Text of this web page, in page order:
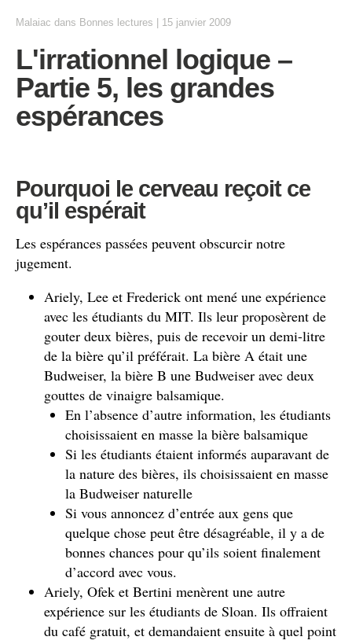
Malaiac dans Bonnes lectures 15 janvier 2009
L'irrationnel logique –
Partie 5, les grandes
espérances
Pourquoi le cerveau reçoit ce
qu’il espérait
Les espérances passées peuvent obscurcir notre
jugement.
Ariely, Lee et Frederick ont mené une expérience
avec les étudiants du MIT. Ils leur proposèrent de
gouter deux bières, puis de recevoir un demi-litre
de la bière qu’il préférait. La bière A était une
Budweiser, la bière B une Budweiser avec deux
gouttes de vinaigre balsamique.
En l’absence d’autre information, les étudiants
choisissaient en masse la bière balsamique
Si les étudiants étaient informés auparavant de
la nature des bières, ils choisissaient en masse
la Budweiser naturelle
Si vous annoncez d’entrée aux gens que
quelque chose peut être désagréable, il y a de
bonnes chances pour qu’ils soient finalement
d’accord avec vous.
Ariely, Ofek et Bertini menèrent une autre
expérience sur les étudiants de Sloan. Ils offraient
du café gratuit, et demandaient ensuite à quel point